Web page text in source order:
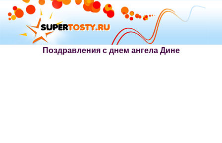
Поздравления с днем ангела Дине